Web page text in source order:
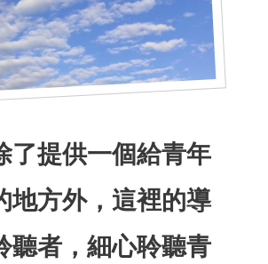
了提供一個給青年
地方外，這裡的導
聽者，細心聆聽青